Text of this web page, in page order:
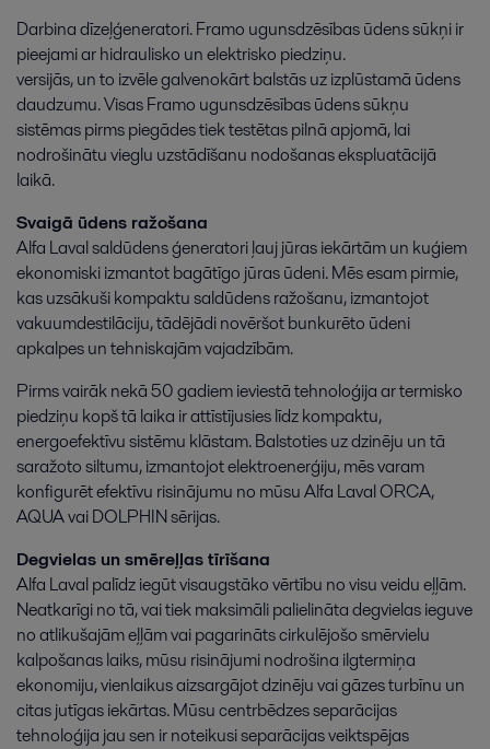
Darbina dīzeļģeneratori. Framo ugunsdzēsības ūdens sūkņi ir
pieejami ar hidraulisko un elektrisko piedziņu.
versijās, un to izvēle galvenokārt balstās uz izplūstamā ūdens
daudzumu. Visas Framo ugunsdzēsības ūdens sūkņu
sistēmas pirms piegādes tiek testētas pilnā apjomā, lai
nodrošinātu vieglu uzstādīšanu nodošanas ekspluatācijā
laikā.
Svaigā ūdens ražošana
Alfa Laval saldūdens ģeneratori ļauj jūras iekārtām un kuģiem
ekonomiski izmantot bagātīgo jūras ūdeni. Mēs esam pirmie,
kas uzsākuši kompaktu saldūdens ražošanu, izmantojot
vakuumdestilāciju, tādējādi novēršot bunkurēto ūdeni
apkalpes un tehniskajām vajadzībām.
Pirms vairāk nekā 50 gadiem ieviestā tehnoloģija ar termisko
piedziņu kopš tā laika ir attīstījusies līdz kompaktu,
energoefektīvu sistēmu klāstam. Balstoties uz dzinēju un tā
saražoto siltumu, izmantojot elektroenerģiju, mēs varam
konfigurēt efektīvu risinājumu no mūsu Alfa Laval ORCA,
AQUA vai DOLPHIN sērijas.
Degvielas un smēreļļas tīrīšana
Alfa Laval palīdz iegūt visaugstāko vērtību no visu veidu eļļām.
Neatkarīgi no tā, vai tiek maksimāli palielināta degvielas ieguve
no atlikušajām eļļām vai pagarināts cirkulējošo smērvielu
kalpošanas laiks, mūsu risinājumi nodrošina ilgtermiņa
ekonomiju, vienlaikus aizsargājot dzinēju vai gāzes turbīnu un
citas jutīgas iekārtas. Mūsu centrbēdzes separācijas
tehnoloģija jau sen ir noteikusi separācijas veiktspējas